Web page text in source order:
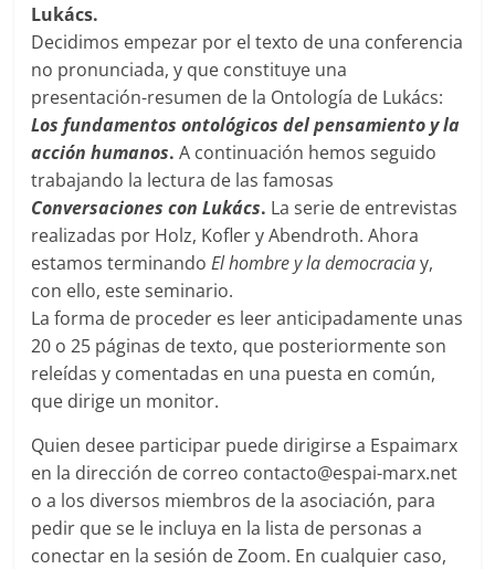
Lukács.
Decidimos empezar por el texto de una conferencia
no pronunciada, y que constituye una
presentación-resumen de la Ontología de Lukács:
Los fundamentos ontológicos del pensamiento y la
acción humanos.A continuación hemos seguido
trabajando la lectura de las famosas
Conversaciones con Lukács. La serie de entrevistas
realizadas por Holz, Kofler y Abendroth. Ahora
estamos terminandoEl hombre y la democraciay,
con ello, este seminario.
La forma de proceder es leer anticipadamente unas
20 o 25 páginas de texto, que posteriormente son
releídas y comentadas en una puesta en común,
que dirige un monitor.
Quien desee participar puede dirigirse a Espaimarx
en la dirección de correo contacto@espai-marx.net
o a los diversos miembros de la asociación, para
pedir que se le incluya en la lista de personas a
conectar en la sesión de Zoom. En cualquier caso,